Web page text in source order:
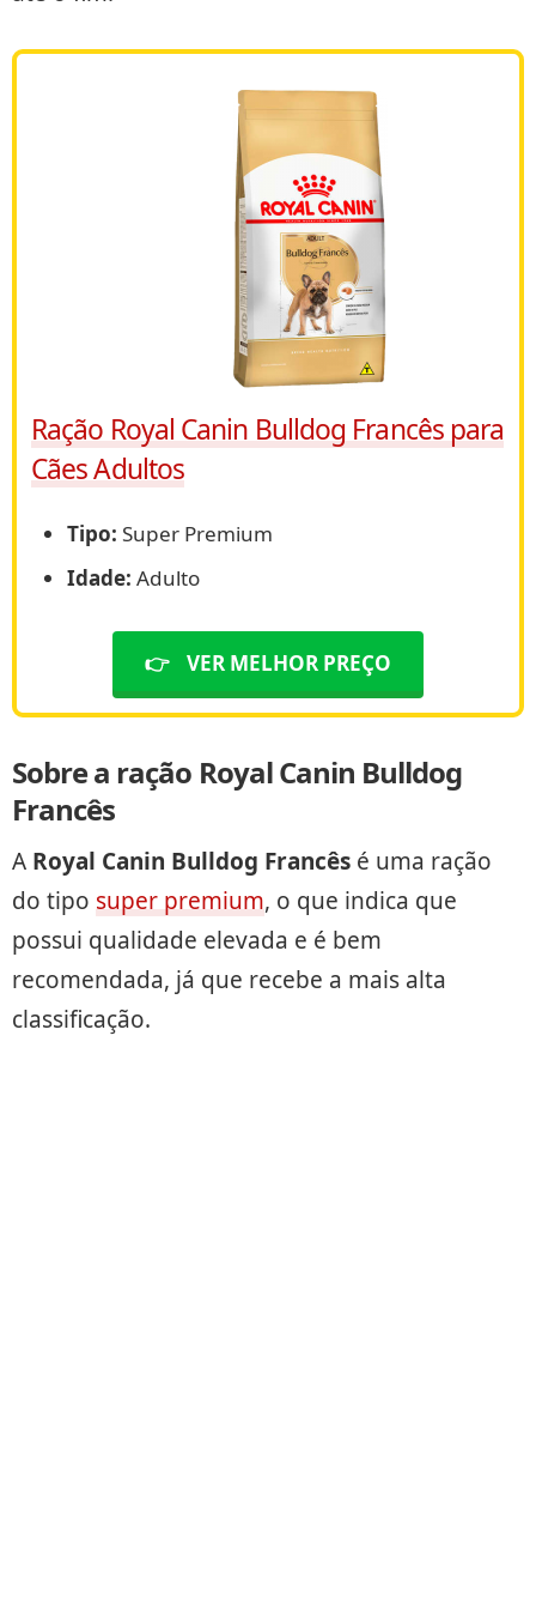
Ração Royal Canin Bulldog Francês para
Cães Adultos
Tipo: Super Premium
Idade: Adulto
👉 VER MELHOR PREÇO
Sobre a ração Royal Canin Bulldog
Francês
A Royal Canin Bulldog Francês é uma ração
do tipo super premium, o que indica que
possui qualidade elevada e é bem
recomendada, já que recebe a mais alta
classificação.